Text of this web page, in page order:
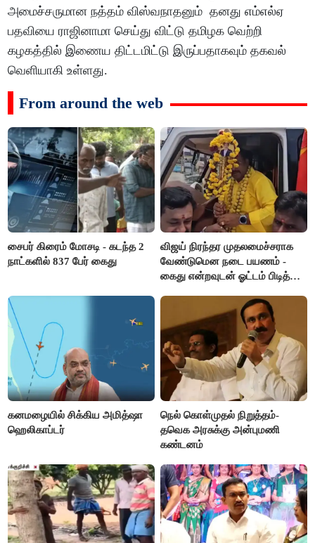
அமைச்சருமான நத்தம் விஸ்வநாதனும் தனது எம்எல்ஏ
பதவியை ராஜினாமா செய்து விட்டு தமிழக வெற்றி
கழகத்தில் இணைய திட்டமிட்டு இருப்பதாகவும் தகவல்
வெளியாகி உள்ளது.
From around the web
சைபர் கிரைம் மோசடி - கடந்த 2
நாட்களில் 837 பேர் கைது
விஜய் நிரந்தர முதலமைச்சராக
வேண்டுமென நடை பயணம் -
கைது என்றவுடன் ஓட்டம் பிடித்த
கனமழையில் சிக்கிய அமித்ஷா
ஹெலிகாப்டர்
நெல் கொள்முதல் நிறுத்தம்-
தவெக அரசுக்கு அன்புமணி
கண்டனம்